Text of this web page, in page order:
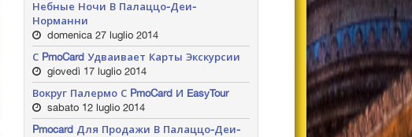
Небные Ночи В Палаццо-Деи-
Норманни
domenica 27 luglio 2014
С PmoCard Удваивает Карты Экскурсии
giovedì 17 luglio 2014
Вокруг Палермо С PmoCard И EasyTour
sabato 12 luglio 2014
Pmocard Для Продажи В Палаццо-Деи-